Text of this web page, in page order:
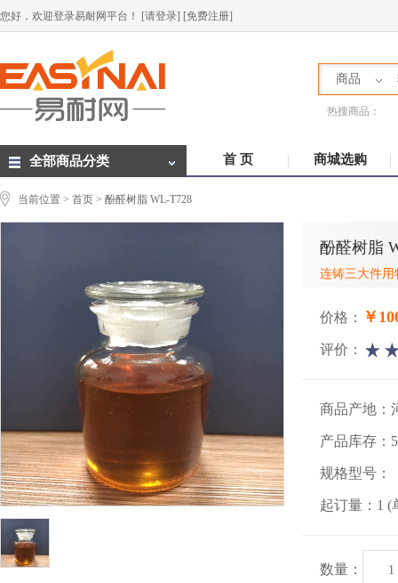
您好，欢迎登录易耐网平台！ [请登录] [免费注册]
商品
热搜商品：
全部商品分类 首 页 商城选购
当前位置 > 首页 > 酚醛树脂 WL-T728
酚醛树脂
连铸三大件
价格： ￥
评价：
商品产地：
产品库存：
规格型号：
起订量：1 (
数量：